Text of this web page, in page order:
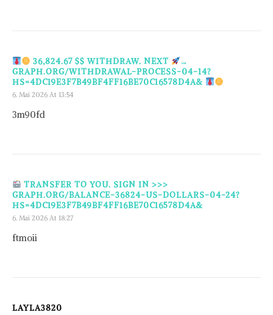
36,824.67 $$ WITHDRAW. NEXT
→
GRAPH.ORG/WITHDRAWAL-PROCESS-04-14?
HS=4DC19E3F7B49BF4FF16BE70C16578D4A&
6. Mai 2026 At 13:54
3m90fd
TRANSFER TO YOU. SIGN IN >>>
GRAPH.ORG/BALANCE-36824-US-DOLLARS-04-24?
HS=4DC19E3F7B49BF4FF16BE70C16578D4A&
6. Mai 2026 At 18:27
ftmoii
LAYLA3820